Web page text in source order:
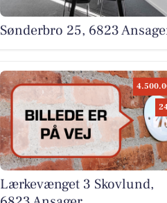
Sønderbro 25, 6823
Lærkevænget 3 Skovlund,